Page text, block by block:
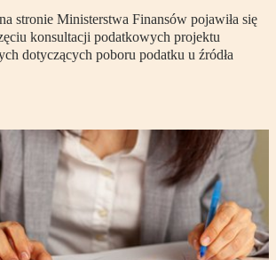
stronie Ministerstwa Finansów pojawiła się
konsultacji podatkowych projektu
dotyczących poboru podatku u źródła